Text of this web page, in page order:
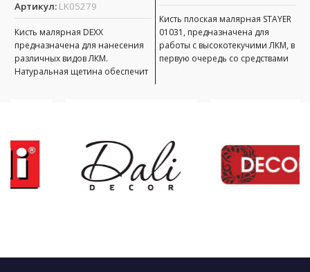
Артикул: LK05279
Кисть малярная DEXX
предназначена для нанесения
различных видов ЛКМ.
Натуральная щетина обеспечит
Кисть плоская малярная STAYER
01031, предназначена для
работы с высокотекучими ЛКМ, в
первую очередь со средствами